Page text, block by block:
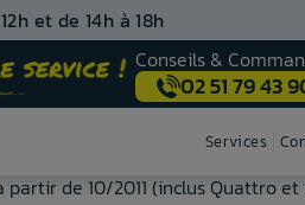
et de 14h à 18h
Conseils &
02 51 79 43
ServicesNos
partir de 10/2011 (inclus Quattro